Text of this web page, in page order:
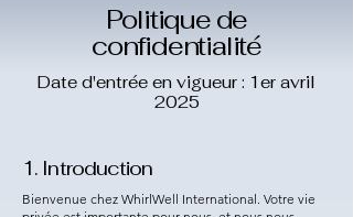
Politique de
confidentialité
Date d'entrée en vigueur : 1er avril
2025
1. Introduction
Bienvenue chez WhirlWell International. Votre vie